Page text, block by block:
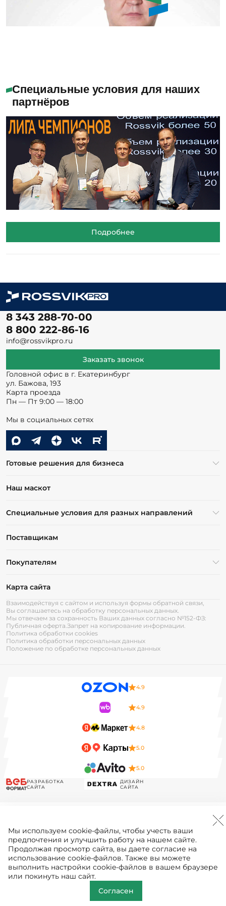
Специальные условия для наших
партнёров
Подробнее
8 343 288-70-00
8 800 222-86-16
info@rossvikpro.ru
Заказать звонок
Головной офис в г. Екатеринбург
ул. Бажова, 193
Карта проезда
Пн — Пт 9:00 — 18:00
Мы в социальных сетях
Готовые решения для бизнеса
Наш маскот
Специальные условия для разных направлений
Поставщикам
Покупателям
Карта сайта
Взаимодействуя с сайтом и используя формы обратной связи,
Вы соглашаетесь на обработку персональных данных.
Мы отвечаем за сохранность Ваших данных согласно №152-ФЗ:
Публичная оферта.Запрет на копирование информации.
Политика обработки cookies
Политика обработки персональных данных
Положение по обработке персональных данных
4.9
4.9
4.8
5.0
5.0
РАЗРАБОТКА
САЙТА
ДИЗАЙН
САЙТА
Мы используем cookie-файлы, чтобы учесть ваши
предпочтения и улучшить работу на нашем сайте.
Продолжая просмотр сайта, вы даете согласие на
использование cookie-файлов. Также вы можете
выполнить настройки cookie-файлов в вашем браузере
или покинуть наш сайт.
Согласен